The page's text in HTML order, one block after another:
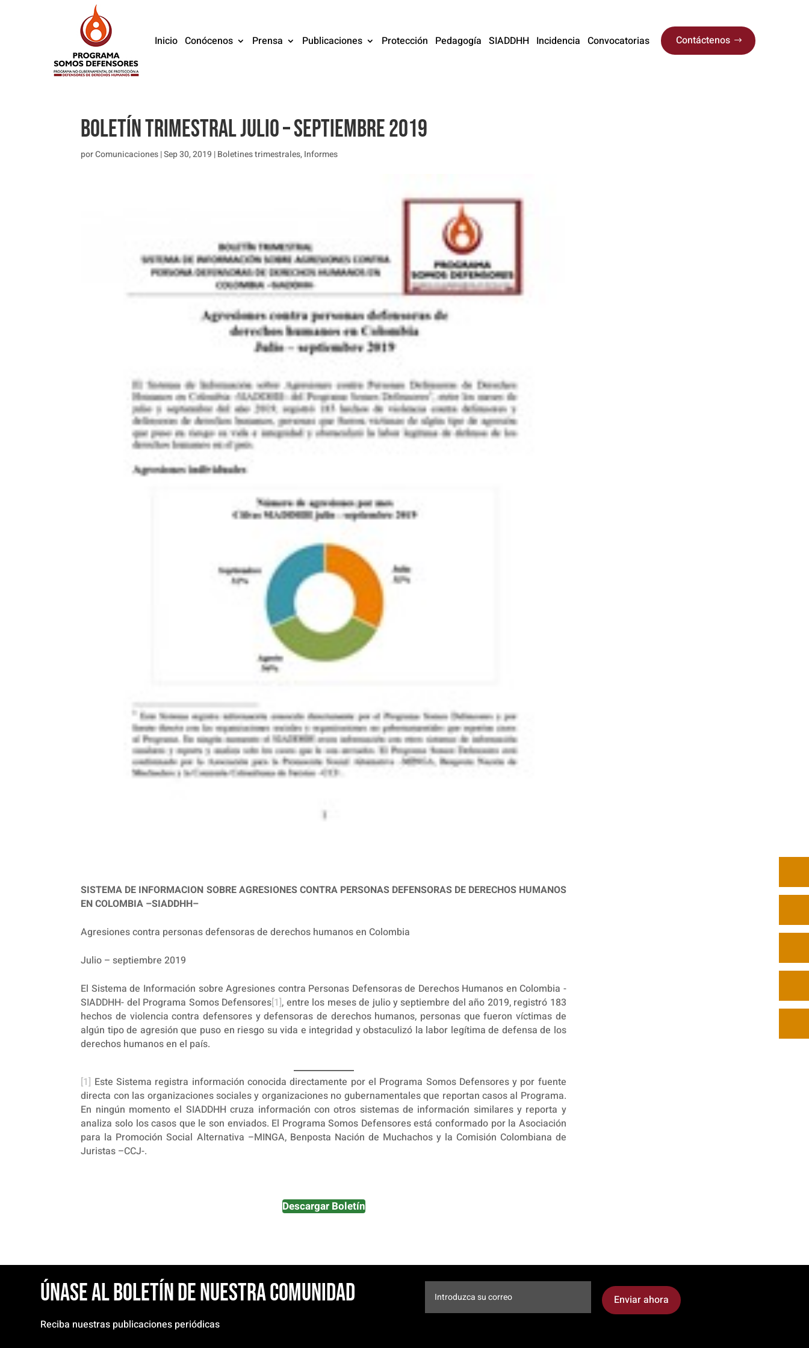
Inicio Conócenos Prensa Publicaciones Protección Pedagogía SIADDHH Incidencia Convocatorias Contáctenos
BOLETÍN TRIMESTRAL JULIO – SEPTIEMBRE 2019
porComunicaciones|Sep 30, 2019 |Boletines trimestrales,Informes
SISTEMA DE INFORMACION SOBRE AGRESIONES CONTRA PERSONAS DEFENSORAS DE DERECHOS HUMANOS
EN COLOMBIA –SIADDHH–
Agresiones contra personas defensoras de derechos humanos en Colombia
Julio – septiembre 2019
El Sistema de Información sobre Agresiones contra Personas Defensoras de Derechos Humanos en Colombia -
SIADDHH- del Programa Somos Defensores[1], entre los meses de julio y septiembre del año 2019, registró 183
hechos de violencia contra defensores y defensoras de derechos humanos, personas que fueron víctimas de
algún tipo de agresión que puso en riesgo su vida e integridad y obstaculizó la labor legítima de defensa de los
derechos humanos en el país.
[1] Este Sistema registra información conocida directamente por el Programa Somos Defensores y por fuente
directa con las organizaciones sociales y organizaciones no gubernamentales que reportan casos al Programa.
En ningún momento el SIADDHH cruza información con otros sistemas de información similares y reporta y
analiza solo los casos que le son enviados. El Programa Somos Defensores está conformado por la Asociación
para la Promoción Social Alternativa –MINGA, Benposta Nación de Muchachos y la Comisión Colombiana de
Juristas –CCJ-.
Descargar Boletín
Únase al boletín de nuestra comunidad
Reciba nuestras publicaciones periódicas
Enviar ahora